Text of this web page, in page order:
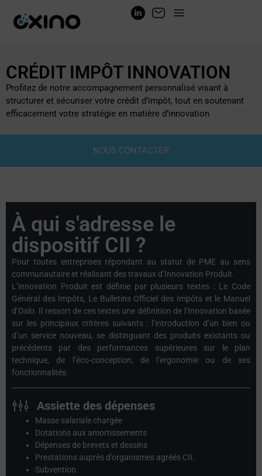
CRÉDIT IMPÔT INNOVATION
Profitez de notre accompagnement personnalisé visant à
structurer et sécuriser votre crédit d’impôt, tout en soutenant
efficacement votre stratégie en matière d’innovation
NOUS CONTACTER
À qui s'adresse le
dispositif CII ?
Pour toutes entreprises répondant au statut de PME au sens
communautaire et réalisant des travaux d’Innovation Produit.
L’innovation Produit est définie par plusieurs textes : Le Code
Général des Impôts, Le Bulletins Officiel des Impôts et le Manuel
d’Oslo. Il ressort de ces textes une définition de l’Innovation basée
sur les principaux critères suivants : l’introduction d’un bien ou
d’un service nouveau, se distinguant des produits existants ou
précédents par des performances supérieures sur le plan
technique, de l’éco-conception, de l’ergonomie ou de ses
fonctionnalités.
Assiette des dépenses
Masse salariale chargée
Dotations aux amortissements
Dépenses de brevets et dessins
Prestations auprès d’organismes agréés CII.
Subvention